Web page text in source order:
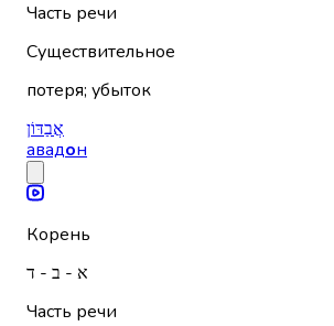
Часть речи
Существительное
потеря; убыток
אֲבַדּוֹן
авадон
Корень
א - ב - ד
Часть речи